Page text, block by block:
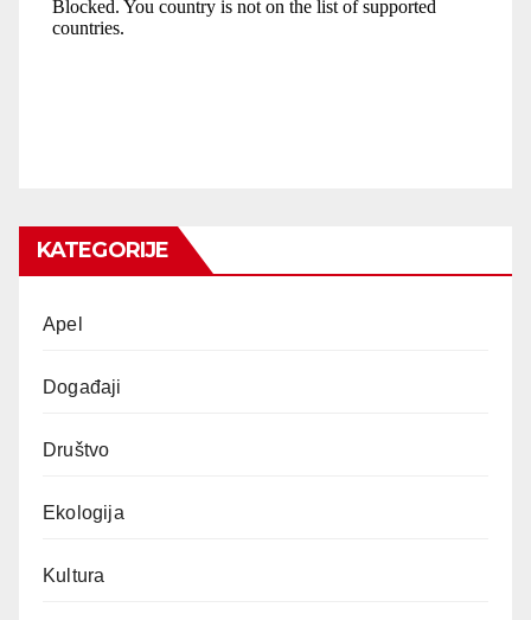
KATEGORIJE
Apel
Događaji
Društvo
Ekologija
Kultura